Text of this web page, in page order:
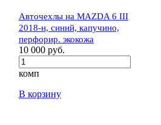
Авточехлы на MAZDA 6 III
2018-н, синий, капучино,
перфорир. экокожа
10 000 руб.
комп
В корзину